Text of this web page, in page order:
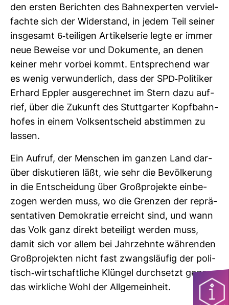
den ersten Berichten des Bahn­ex­perten ver­viel­
fachte sich der Wider­stand, in jedem Teil seiner
ins­ge­samt 6-​tei­ligen Arti­kel­serie legte er immer
neue Beweise vor und Doku­mente, an denen
keiner mehr vorbei kommt. Ent­spre­chend war
es wenig ver­wun­der­lich, dass der SPD-​Poli­tiker
Erhard Eppler aus­ge­rechnet im Stern dazu auf­
rief, über die Zukunft des Stutt­garter Kopf­bahn­
hofes in einem Volks­ent­scheid abstimmen zu
lassen.
Ein Aufruf, der Men­schen im ganzen Land dar­
über dis­ku­tieren läßt, wie sehr die Bevöl­ke­rung
in die Ent­schei­dung über Groß­pro­jekte ein­be­
zogen werden muss, wo die Grenzen der reprä­
sen­ta­tiven Demo­kratie erreicht sind, und wann
das Volk ganz direkt betei­ligt werden muss,
damit sich vor allem bei Jahr­zehnte wäh­renden
Groß­pro­jekten nicht fast zwangs­läufig der poli­
tisch-​wirt­schaft­liche Klüngel durch­setzt gegen
das wirk­liche Wohl der All­ge­mein­heit.